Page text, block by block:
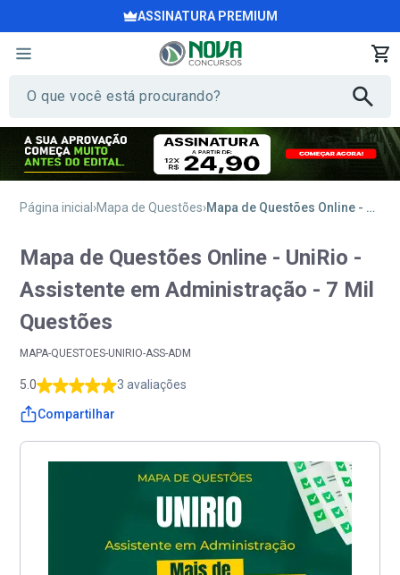
ASSINATURA PREMIUM
Página inicial Mapa de Questões Mapa de Questões Online - UniRio - Assistente em Administração - 7 Mil Questões
Mapa de Questões Online - UniRio -
Assistente em Administração - 7 Mil
Questões
MAPA-QUESTOES-UNIRIO-ASS-ADM
5.0 3 avaliações
Compartilhar